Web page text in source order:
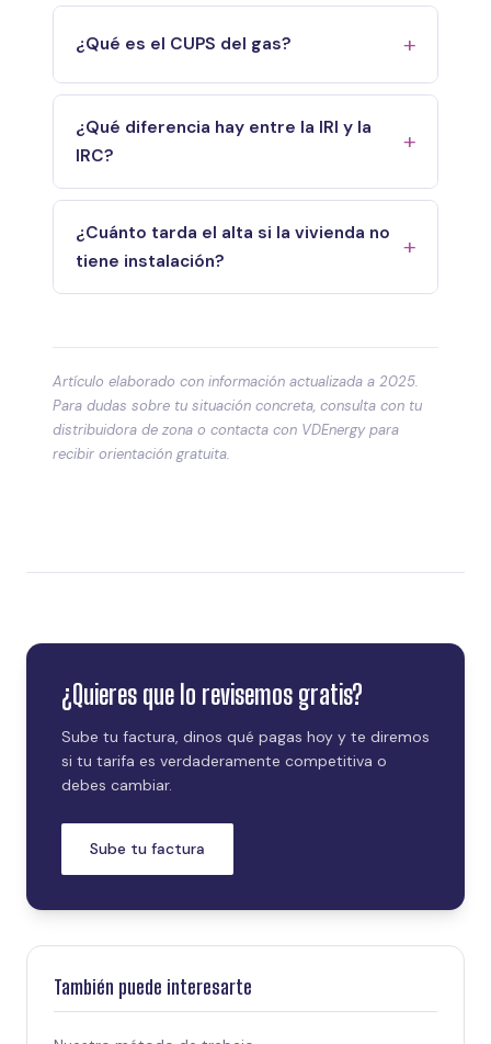
¿Qué es el CUPS del gas?
¿Qué diferencia hay entre la IRI y la
IRC?
¿Cuánto tarda el alta si la vivienda no
tiene instalación?
Artículo elaborado con información actualizada a 2025.
Para dudas sobre tu situación concreta, consulta con tu
distribuidora de zona o contacta con VDEnergy para
recibir orientación gratuita.
¿Quieres que lo revisemos gratis?
Sube tu factura, dinos qué pagas hoy y te diremos
si tu tarifa es verdaderamente competitiva o
debes cambiar.
Sube tu factura
También puede interesarte